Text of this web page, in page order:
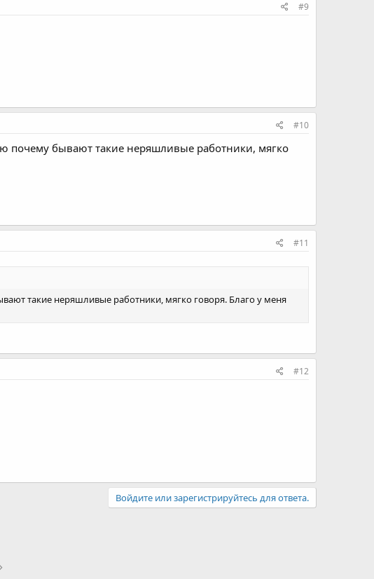
#9
#10
почему бывают такие неряшливые работники, мягко
#11
такие неряшливые работники, мягко говоря. Благо у меня
#12
Войдите или зарегистрируйтесь для ответа.